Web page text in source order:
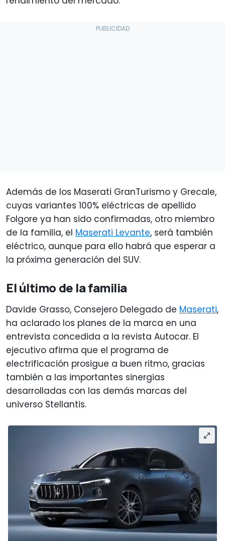
Además de los Maserati GranTurismo y Grecale,
cuyas variantes 100% eléctricas de apellido
Folgore ya han sido confirmadas, otro miembro
de la familia, el Maserati Levante, será también
eléctrico, aunque para ello habrá que esperar a
la próxima generación del SUV.
El último de la familia
Davide Grasso, Consejero Delegado de Maserati,
ha aclarado los planes de la marca en una
entrevista concedida a la revista Autocar. El
ejecutivo afirma que el programa de
electrificación prosigue a buen ritmo, gracias
también a las importantes sinergias
desarrolladas con las demás marcas del
universo Stellantis.